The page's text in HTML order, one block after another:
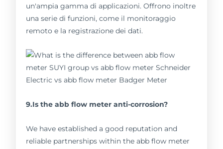
un'ampia gamma di applicazioni. Offrono inoltre
una serie di funzioni, come il monitoraggio
remoto e la registrazione dei dati.
9.Is the abb flow meter anti-corrosion?
We have established a good reputation and
reliable partnerships within the abb flow meter